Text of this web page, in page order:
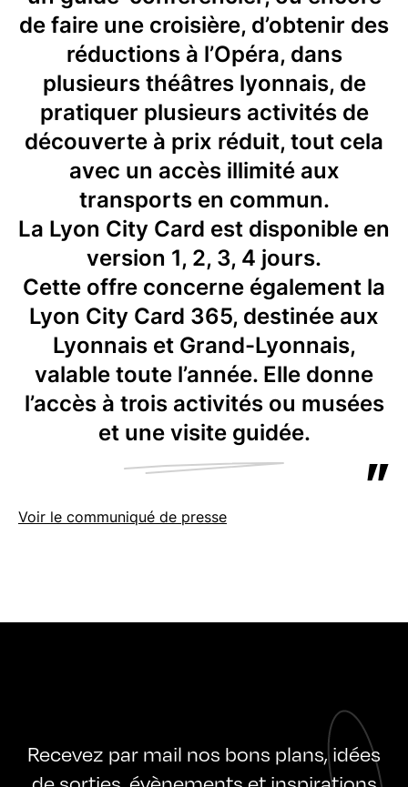
de faire une croisière, d’obtenir des
réductions à l’Opéra, dans
plusieurs théâtres lyonnais, de
pratiquer plusieurs activités de
découverte à prix réduit, tout cela
avec un accès illimité aux
transports en commun.
La Lyon City Card est disponible en
version 1, 2, 3, 4 jours.
Cette offre concerne également la
Lyon City Card 365, destinée aux
Lyonnais et Grand-Lyonnais,
valable toute l’année. Elle donne
l’accès à trois activités ou musées
et une visite guidée.
Voir le communiqué de presse
Recevez par mail nos bons plans, idées